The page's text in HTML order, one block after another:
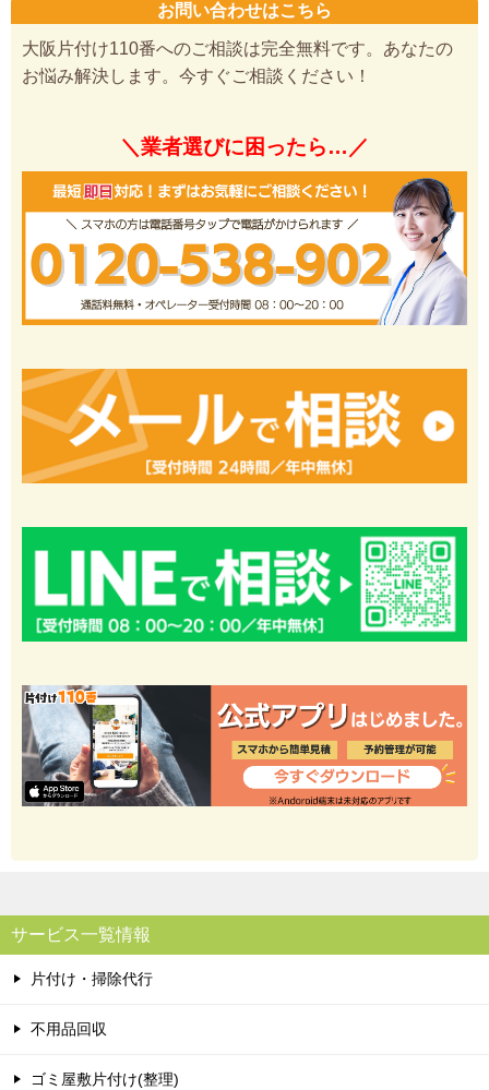
お問い合わせはこちら
大阪片付け110番へのご相談は完全無料です。あなたの
お悩み解決します。今すぐご相談ください！
＼業者選びに困ったら…／
サービス一覧情報
片付け・掃除代行
不用品回収
ゴミ屋敷片付け(整理)